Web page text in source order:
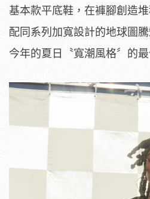
基本款平底鞋，在褲腳創造堆
配同系列加寬設計的地球圖騰
今年的夏日〝寬潮風格〞的最